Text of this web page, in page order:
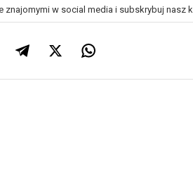
w social media i subskrybuj nasz